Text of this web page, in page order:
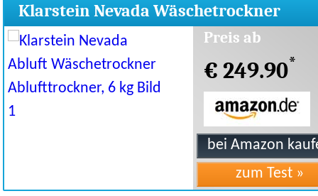
Klarstein Nevada Wäschetrockner
Ablufttrockner 6kg
Preis ab
€ 249.90*